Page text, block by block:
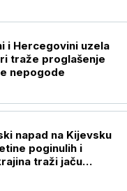
i Hercegovini uzela
traže proglašenje
nepogode
napad na Kijevsku
poginulih i
traži jaču